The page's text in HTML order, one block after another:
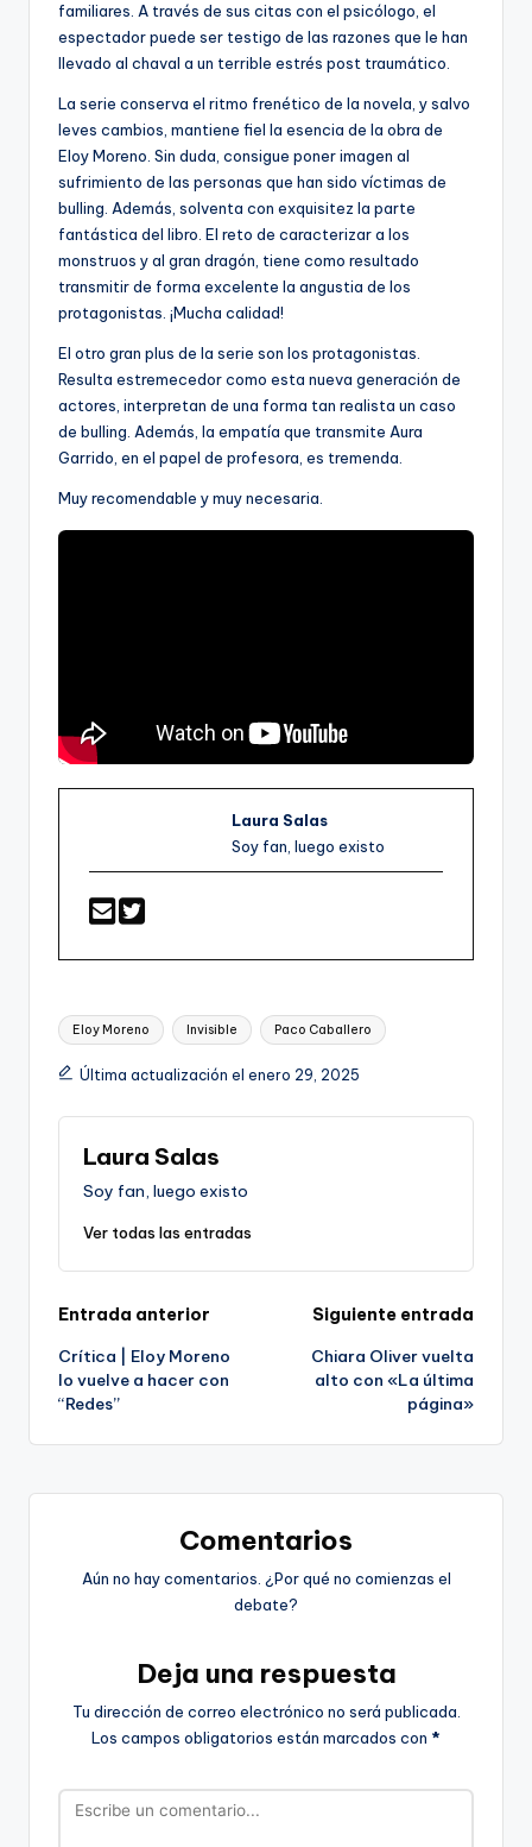
familiares. A través de sus citas con el psicólogo, el
espectador puede ser testigo de las razones que le han
llevado al chaval a un terrible estrés post traumático.
La serie conserva el ritmo frenético de la novela, y salvo
leves cambios, mantiene fiel la esencia de la obra de
Eloy Moreno. Sin duda, consigue poner imagen al
sufrimiento de las personas que han sido víctimas de
bulling. Además, solventa con exquisitez la parte
fantástica del libro. El reto de caracterizar a los
monstruos y al gran dragón, tiene como resultado
transmitir de forma excelente la angustia de los
protagonistas. ¡Mucha calidad!
El otro gran plus de la serie son los protagonistas.
Resulta estremecedor como esta nueva generación de
actores, interpretan de una forma tan realista un caso
de bulling. Además, la empatía que transmite Aura
Garrido, en el papel de profesora, es tremenda.
Muy recomendable y muy necesaria.
Laura Salas
Soy fan, luego existo
Etiquetas:
Eloy Moreno Invisible Paco Caballero
Última actualización el enero 29, 2025
Laura Salas
Soy fan, luego existo
Ver todas las entradas
Navegación
de
entradas
Entrada anterior
Crítica | Eloy Moreno
lo vuelve a hacer con
“Redes”
Siguiente entrada
Chiara Oliver vuelta
alto con «La última
página»
Comentarios
Aún no hay comentarios. ¿Por qué no comienzas el
debate?
Deja una respuesta
Tu dirección de correo electrónico no será publicada.
Los campos obligatorios están marcados con *